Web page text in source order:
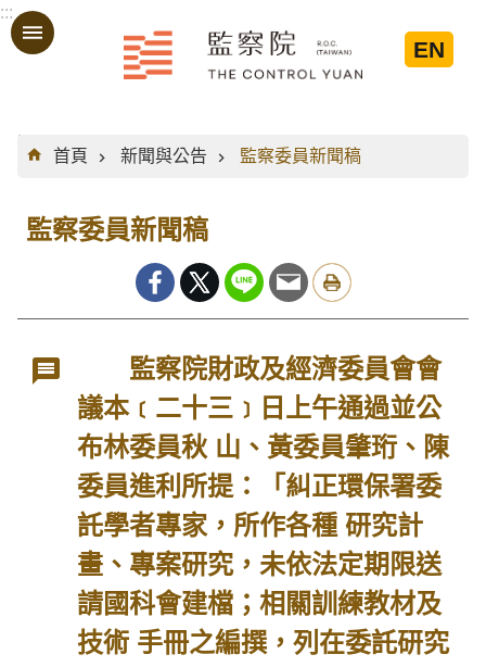
跳到主要內容區塊
:::
EN
:::
首頁
新聞與公告 監察委員新聞稿
監察委員新聞稿
監察院財政及經濟委員會會
議本﹝二十三﹞日上午通過並公
布林委員秋 山、黃委員肇珩、陳
委員進利所提：「糾正環保署委
託學者專家，所作各種 研究計
畫、專案研究，未依法定期限送
請國科會建檔；相關訓練教材及
技術 手冊之編撰，列在委託研究